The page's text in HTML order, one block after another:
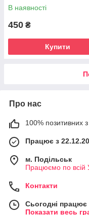
В наявності
450 ₴
Купити
Про нас
100% позитивних з
Працює з
м. Подільськ
Працюємо по всій
Контакти
Сьогодні працює
Показати весь